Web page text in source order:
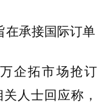
在承接国际订单
企拓市场抢订
人士回应称，